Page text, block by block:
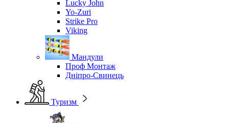
Lucky John
Yo-Zuri
Strike Pro
Viking
Мандули
Проф Монтаж
Дніпро-Свинець
Туризм